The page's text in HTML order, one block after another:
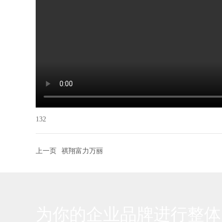
132
上一页 祺翔富力万丽